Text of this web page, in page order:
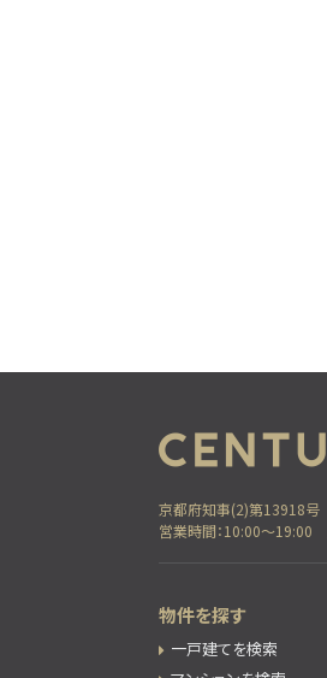
京都府知事(2)第13918号
営業時間：10:00～19:00
物件を探す
一戸建てを検索